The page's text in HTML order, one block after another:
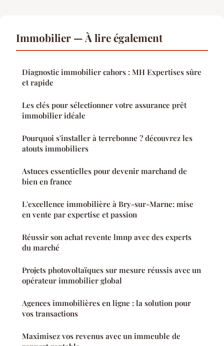
Immobilier — À lire également
Diagnostic immobilier cahors : MH Expertises sûre
et rapide
Les clés pour sélectionner votre assurance prêt
immobilier idéale
Pourquoi s'installer à terrebonne ? découvrez les
atouts immobiliers
Astuces essentielles pour devenir marchand de
bien en france
L'excellence immobilière à Bry-sur-Marne: mise
en vente par expertise et passion
Réussir son achat revente lmnp avec des experts
du marché
Projets photovoltaïques sur mesure réussis avec un
opérateur immobilier global
Agences immobilières en ligne : la solution pour
vos transactions
Maximisez vos revenus avec un immeuble de